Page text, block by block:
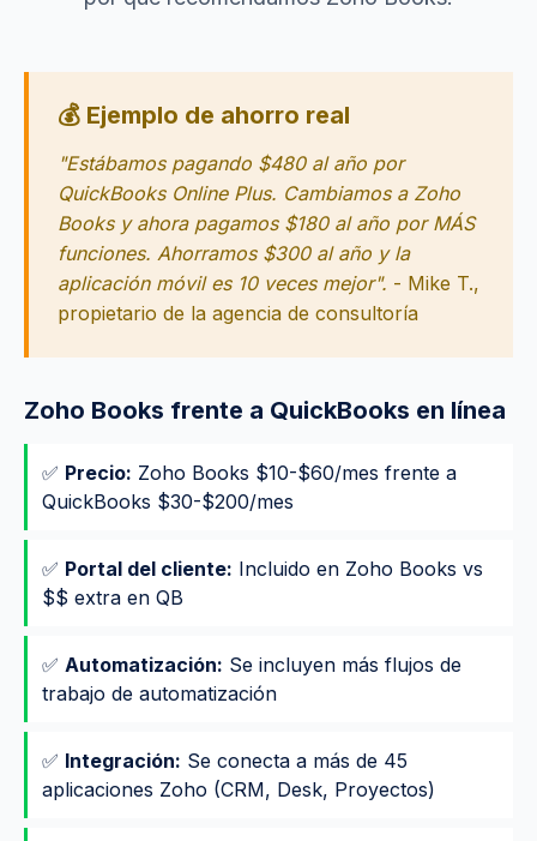
💰 Ejemplo de ahorro real
"Estábamos pagando $480 al año por
QuickBooks Online Plus. Cambiamos a Zoho
Books y ahora pagamos $180 al año por MÁS
funciones. Ahorramos $300 al año y la
aplicación móvil es 10 veces mejor". - Mike T.,
propietario de la agencia de consultoría
Zoho Books frente a QuickBooks en línea
✅ Precio: Zoho Books $10-$60/mes frente a
QuickBooks $30-$200/mes
✅ Portal del cliente: Incluido en Zoho Books vs
$$ extra en QB
✅ Automatización: Se incluyen más flujos de
trabajo de automatización
✅ Integración: Se conecta a más de 45
aplicaciones Zoho (CRM, Desk, Proyectos)